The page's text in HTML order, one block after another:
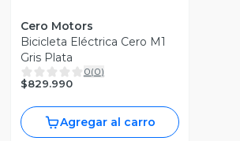
Cero Motors
Bicicleta Eléctrica Cero M1
Gris Plata
0(0)
$829.990
Agregar al carro